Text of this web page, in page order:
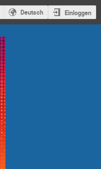
Deutsch Einloggen